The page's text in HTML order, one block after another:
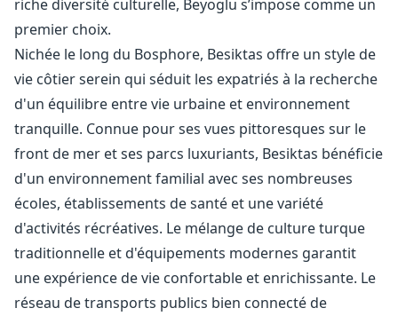
riche diversité culturelle, Beyoglu s’impose comme un
premier choix.
Nichée le long du Bosphore, Besiktas offre un style de
vie côtier serein qui séduit les expatriés à la recherche
d'un équilibre entre vie urbaine et environnement
tranquille. Connue pour ses vues pittoresques sur le
front de mer et ses parcs luxuriants, Besiktas bénéficie
d'un environnement familial avec ses nombreuses
écoles, établissements de santé et une variété
d'activités récréatives. Le mélange de culture turque
traditionnelle et d'équipements modernes garantit
une expérience de vie confortable et enrichissante. Le
réseau de transports publics bien connecté de